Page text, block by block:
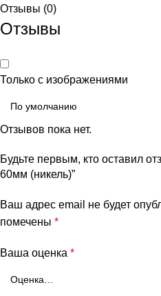
Отзывы (0)
Отзывы
Только с изображениями
Отзывов пока нет.
Будьте первым, кто оставил
60мм (никель)”
Ваш адрес email не будет
помечены *
Ваша оценка *